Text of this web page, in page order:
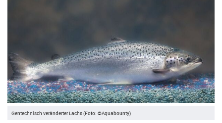
Gentechnisch veränderter Lachs (Foto: ©Aquabounty)